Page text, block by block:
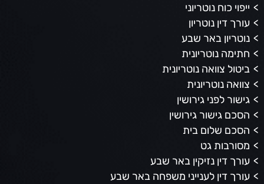
ייפוי כוח נוטריוני
עורך דין נוטריון
נוטריון באר שבע
חתימה נוטריונית
ביטול צוואה נוטריונית
צוואה נוטריונית
גישור לפני גירושין
הסכם גישור גירושין
הסכם שלום בית
מסורבות גט
עורך דין נזיקין באר שבע
עורך דין לענייני משפחה באר שבע